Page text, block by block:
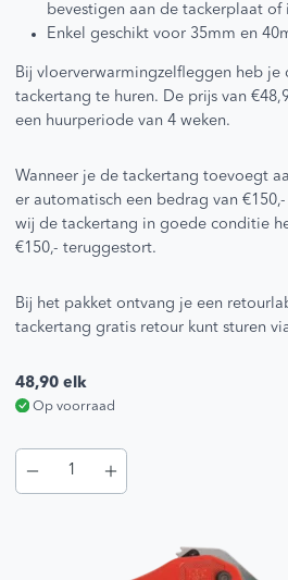
bevestigen aan de tackerplaat
Enkel geschikt voor 35mm en
Bij vloerverwarmingzelfleggen heb
tackertang te huren. De prijs van
een huurperiode van 4 weken.
Wanneer je de tackertang toevoegt
er automatisch een bedrag van
wij de tackertang in goede conditie
€150,- teruggestort.
Bij het pakket ontvang je een
tackertang gratis retour kunt sturen
48,90 elk
Op voorraad